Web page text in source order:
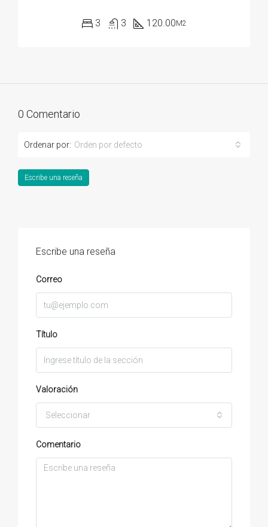
3 3 120.00M2
0 Comentario
Ordenar por: Orden por defecto
Escribe una reseña
Escribe una reseña
Correo
Título
Valoración
Seleccionar
Comentario